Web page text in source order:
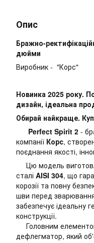
Опис
Бражно-
дюйми
Виробник - "Корс"
Новинка 2025 року.
дизайн, ідеальна
Обирай найкраще.
Perfect Spirit 2 -
компанії Корс,
поєднання якості,
Цю модель
сталі AISI 304, що
корозії та повну
шви перед
забезпечує ідеальну
конструкції.
Головним
дефлегматор, який